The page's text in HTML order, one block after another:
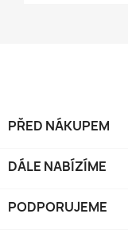
PŘED NÁKUPEM
DÁLE NABÍZÍME
PODPORUJEME